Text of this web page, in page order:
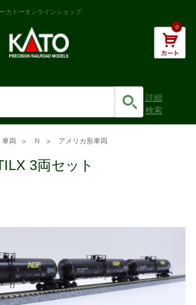
カトーオンラインショップ
0
詳細
検索
車両 Ｎ アメリカ形車両
3両セット